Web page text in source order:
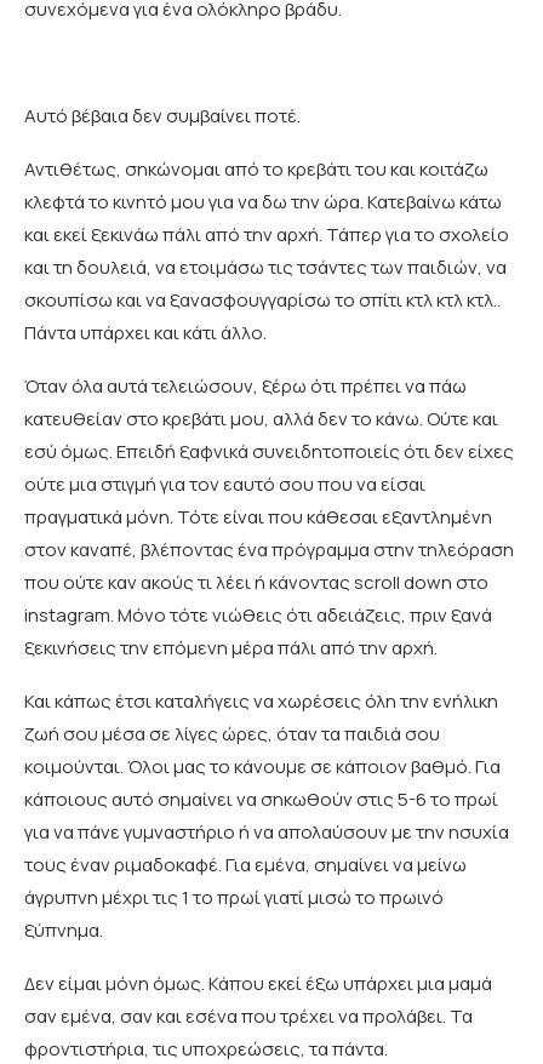
συνεχόμενα για ένα ολόκληρο βράδυ.
Αυτό βέβαια δεν συμβαίνει ποτέ.
Αντιθέτως, σηκώνομαι από το κρεβάτι του και κοιτάζω
κλεφτά το κινητό μου για να δω την ώρα. Κατεβαίνω κάτω
και εκεί ξεκινάω πάλι από την αρχή. Τάπερ για το σχολείο
και τη δουλειά, να ετοιμάσω τις τσάντες των παιδιών, να
σκουπίσω και να ξανασφουγγαρίσω το σπίτι κτλ κτλ κτλ..
Πάντα υπάρχει και κάτι άλλο.
Όταν όλα αυτά τελειώσουν, ξέρω ότι πρέπει να πάω
κατευθείαν στο κρεβάτι μου, αλλά δεν το κάνω. Ούτε και
εσύ όμως. Επειδή ξαφνικά συνειδητοποιείς ότι δεν είχες
ούτε μια στιγμή για τον εαυτό σου που να είσαι
πραγματικά μόνη. Τότε είναι που κάθεσαι εξαντλημένη
στον καναπέ, βλέποντας ένα πρόγραμμα στην τηλεόραση
που ούτε καν ακούς τι λέει ή κάνοντας scroll down στο
instagram. Μόνο τότε νιώθεις ότι αδειάζεις, πριν ξανά
ξεκινήσεις την επόμενη μέρα πάλι από την αρχή.
Και κάπως έτσι καταλήγεις να χωρέσεις όλη την ενήλικη
ζωή σου μέσα σε λίγες ώρες, όταν τα παιδιά σου
κοιμούνται. Όλοι μας το κάνουμε σε κάποιον βαθμό. Για
κάποιους αυτό σημαίνει να σηκωθούν στις 5-6 το πρωί
για να πάνε γυμναστήριο ή να απολαύσουν με την ησυχία
τους έναν ριμαδοκαφέ. Για εμένα, σημαίνει να μείνω
άγρυπνη μέχρι τις 1 το πρωί γιατί μισώ το πρωινό
ξύπνημα.
Δεν είμαι μόνη όμως. Κάπου εκεί έξω υπάρχει μια μαμά
σαν εμένα, σαν και εσένα που τρέχει να προλάβει. Τα
φροντιστήρια, τις υποχρεώσεις, τα πάντα.